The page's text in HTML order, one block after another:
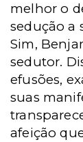
melhor o
sedução a
Sim,
sedutor.
efusões,
suas
afeição